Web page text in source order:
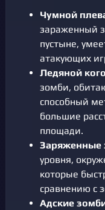
Чумной
зараженный
пустыне,
атакующих
Ледяной
зомби,
способный
большие
площади.
Заряженные
уровня,
которые
сравнению с
Адские